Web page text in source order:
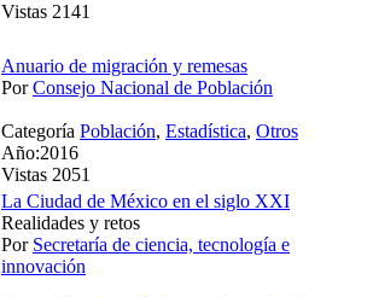
Vistas 2141
Anuario de migración y remesas
PorConsejo Nacional de Población
Categoría Población, Estadística, Otros
Año:2016
Vistas 2051
La Ciudad de México en el siglo XXI
Realidades y retos
Por Secretaría de ciencia, tecnología e
innovación